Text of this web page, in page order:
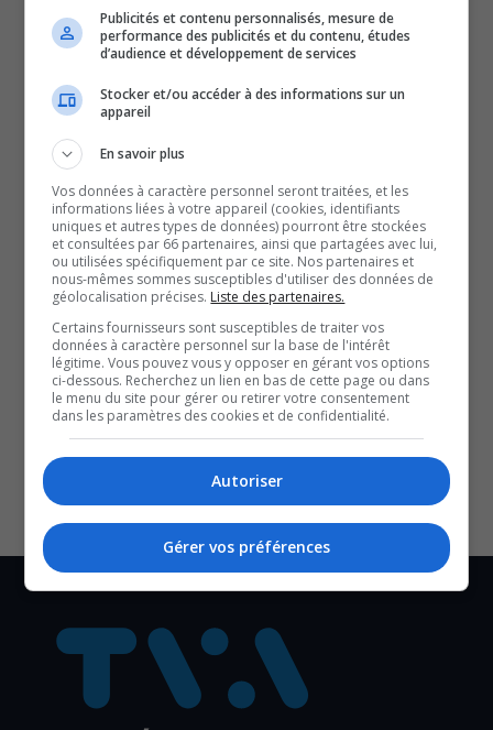
Alain Côté, 60 ans.
Il a été vu pour la dernière fois, jeudi dernier, dans le
secteur de la rue Massicotte, à Val-d’Or.
Il mesure 5 pieds 4 pouces, pèse 249 livres, n’a pas de
Ses proches ont des raisons de craindre pour sa santé et
sa sécurité.
QUESTION DU JOUR
Commentaires
SOUTENIR NOS MÉDIAS, C’EST PROTÉGER NOTRE
CULTURE ET NOTRE ÉCONOMIE
Publicités et contenu personnalisés, mesure de
performance des publicités et du contenu, études
d’audience et développement de services
Stocker et/ou accéder à des informations sur un
appareil
En savoir plus
Vos données à caractère personnel seront traitées, et les
informations liées à votre appareil (cookies, identifiants
uniques et autres types de données) pourront être stockées
et consultées par 66 partenaires, ainsi que partagées avec lui,
ou utilisées spécifiquement par ce site. Nos partenaires et
nous-mêmes sommes susceptibles d'utiliser des données de
géolocalisation précises. Liste des partenaires.
Certains fournisseurs sont susceptibles de traiter vos
données à caractère personnel sur la base de l'intérêt
légitime. Vous pouvez vous y opposer en gérant vos options
ci-dessous. Recherchez un lien en bas de cette page ou dans
le menu du site pour gérer ou retirer votre consentement
dans les paramètres des cookies et de confidentialité.
Autoriser
Gérer vos préférences